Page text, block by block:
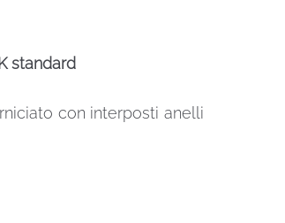
standard
con interposti anelli